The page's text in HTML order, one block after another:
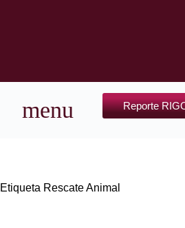
Reporte
Etiqueta Rescate Animal